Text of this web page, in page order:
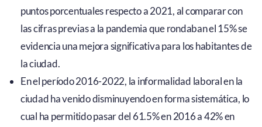
puntos porcentuales respecto a 2021, al comparar con
las cifras previas a la pandemia que rondaban el 15% se
evidencia una mejora significativa para los habitantes de
la ciudad.
En el período 2016-2022, la informalidad laboral en la
ciudad ha venido disminuyendo en forma sistemática, lo
cual ha permitido pasar del 61.5% en 2016 a 42% en